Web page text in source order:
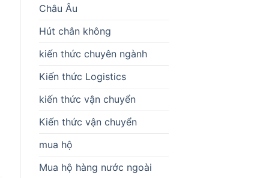
Châu Âu
Hút chân không
kiến thức chuyên ngành
Kiến thức Logistics
kiến thức vận chuyển
Kiến thức vận chuyển
mua hộ
Mua hộ hàng nước ngoài